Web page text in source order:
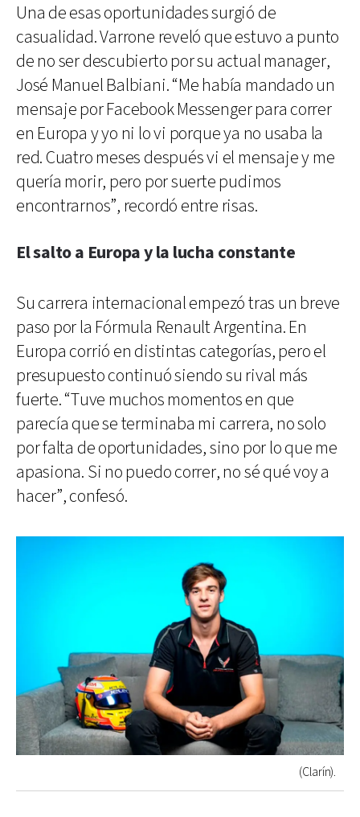
Una de esas oportunidades surgió de
casualidad. Varrone reveló que estuvo a punto
de no ser descubierto por su actual manager,
José Manuel Balbiani. “Me había mandado un
mensaje por Facebook Messenger para correr
en Europa y yo ni lo vi porque ya no usaba la
red. Cuatro meses después vi el mensaje y me
quería morir, pero por suerte pudimos
encontrarnos”, recordó entre risas.
El salto a Europa y la lucha constante
Su carrera internacional empezó tras un breve
paso por la Fórmula Renault Argentina. En
Europa corrió en distintas categorías, pero el
presupuesto continuó siendo su rival más
fuerte. “Tuve muchos momentos en que
parecía que se terminaba mi carrera, no solo
por falta de oportunidades, sino por lo que me
apasiona. Si no puedo correr, no sé qué voy a
hacer”, confesó.
(Clarín).